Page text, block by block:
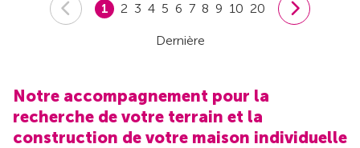
1 2 3 4 5 6 7 8 9 10 20
Dernière
Notre accompagnement pour la
recherche de votre terrain et la
construction de votre maison individuelle